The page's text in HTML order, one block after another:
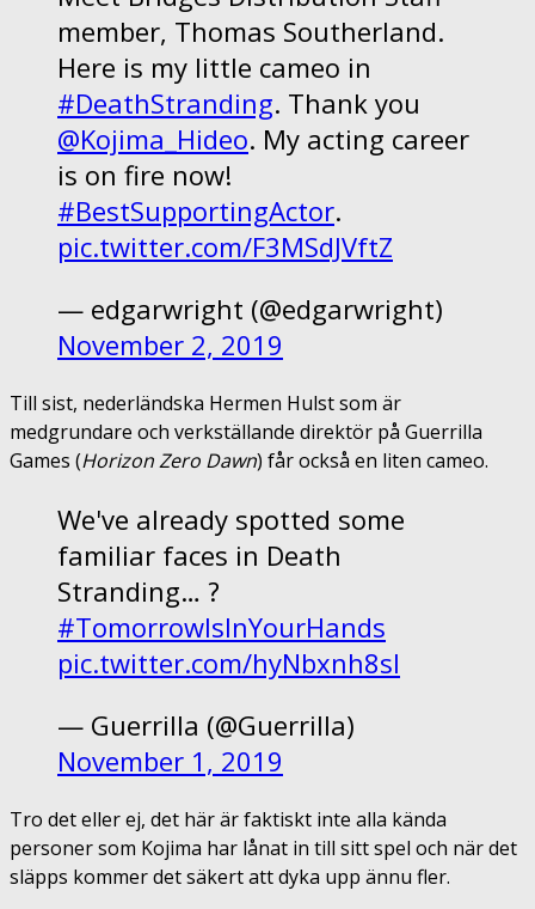
member, Thomas Southerland.
Here is my little cameo in
#DeathStranding. Thank you
@Kojima_Hideo. My acting career
is on fire now!
#BestSupportingActor.
pic.twitter.com/F3MSdJVftZ
— edgarwright (@edgarwright)
November 2, 2019
Till sist, nederländska Hermen Hulst som är
medgrundare och verkställande direktör på Guerrilla
Games (Horizon Zero Dawn) får också en liten cameo.
We've already spotted some
familiar faces in Death
Stranding… ?
#TomorrowIsInYourHands
pic.twitter.com/hyNbxnh8sl
— Guerrilla (@Guerrilla)
November 1, 2019
Tro det eller ej, det här är faktiskt inte alla kända
personer som Kojima har lånat in till sitt spel och när det
släpps kommer det säkert att dyka upp ännu fler.